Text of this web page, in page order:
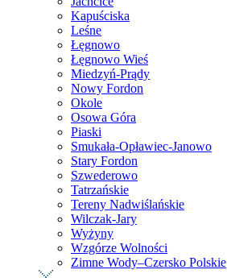
Kapuściska
Leśne
Łęgnowo
Łęgnowo Wieś
Miedzyń-Prądy
Nowy Fordon
Okole
Osowa Góra
Piaski
Smukała-Opławiec-Janowo
Stary Fordon
Szwederowo
Tatrzańskie
Tereny Nadwiślańskie
Wilczak-Jary
Wyżyny
Wzgórze Wolności
Zimne Wody–Czersko Polskie